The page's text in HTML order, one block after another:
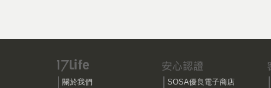
關於我們
SOSA優良電子商店